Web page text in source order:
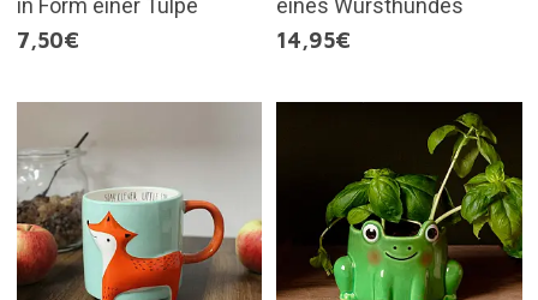
in Form einer Tulpe
7,50€
eines Wursthundes
14,95€